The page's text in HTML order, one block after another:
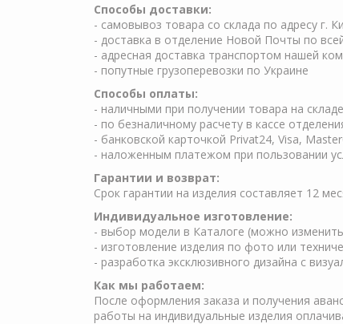
Cпособы доставки:
- самовывоз товара со склада по адресу г.
- доставка в отделение Новой Почты по
- адресная доставка транспортом нашей
- попутные грузоперевозки по Украине
Способы оплаты:
- наличными при получении товара на
- по безналичному расчету в кассе
- банковской карточкой Privat24, Visa,
- наложенным платежом при пользовании
Гарантии и возврат:
Срок гарантии на изделия составляет 12
Индивидуальное изготовление:
- выбор модели в Каталоге (можно
- изготовление изделия по фото или
- разработка эксклюзивного дизайна с
Как мы работаем:
После оформления заказа и получения
работы на индивидуальные изделия